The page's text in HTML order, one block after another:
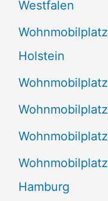
Westfalen
Holstein
Hamburg